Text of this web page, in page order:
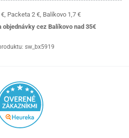
Packeta 2 €, Balíkovo 1,7 €
objednávky cez Balíkovo nad 35€
sw_bx5919